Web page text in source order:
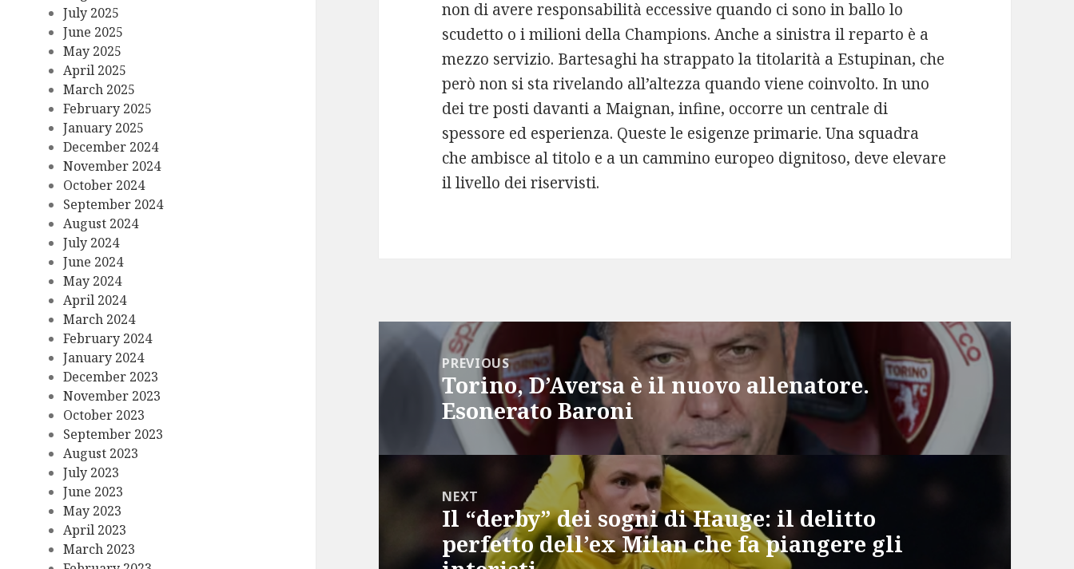
July 2025
June 2025
May 2025
April 2025
March 2025
February 2025
January 2025
December 2024
November 2024
October 2024
September 2024
August 2024
July 2024
June 2024
May 2024
April 2024
March 2024
February 2024
January 2024
December 2023
November 2023
October 2023
September 2023
August 2023
July 2023
June 2023
May 2023
April 2023
March 2023
non di avere responsabilità eccessive quando ci sono in ballo lo
scudetto o i milioni della Champions. Anche a sinistra il reparto è a
mezzo servizio. Bartesaghi ha strappato la titolarità a Estupinan, che
però non si sta rivelando all’altezza quando viene coinvolto. In uno
dei tre posti davanti a Maignan, infine, occorre un centrale di
spessore ed esperienza. Queste le esigenze primarie. Una squadra
che ambisce al titolo e a un cammino europeo dignitoso, deve elevare
il livello dei riservisti.
navigationPREVIOUS
Previous
post:
Torino, D’Aversa è il nuovo allenatore.
Esonerato Baroni
NEXT
Next
post:
Il “derby” dei sogni di Hauge: il delitto
perfetto dell’ex Milan che fa piangere gli